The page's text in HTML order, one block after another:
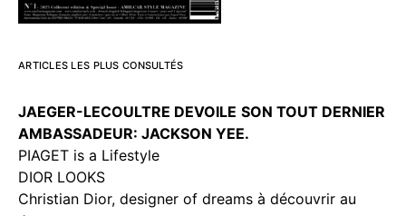
ARTICLES LES PLUS CONSULTÉS
JAEGER-LECOULTRE DEVOILE SON TOUT DERNIER
AMBASSADEUR: JACKSON YEE.
PIAGET is a Lifestyle
DIOR LOOKS
Christian Dior, designer of dreams à découvrir au